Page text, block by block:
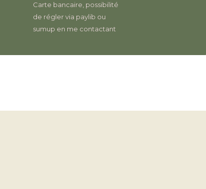
Carte bancaire, possibilité
de régler via paylib ou
sumup en me contactant